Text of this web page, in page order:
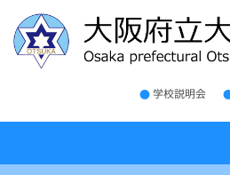
学校説明会